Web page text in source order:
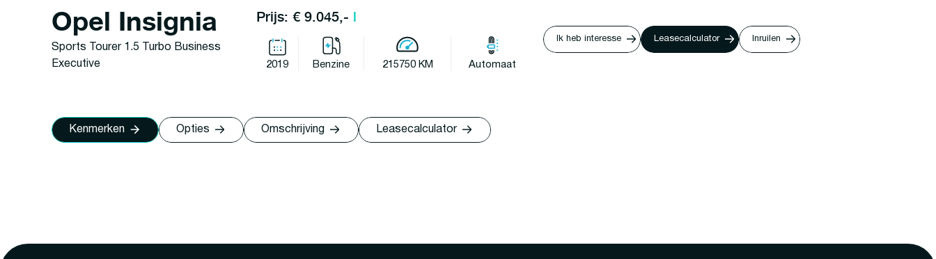
Opel Insignia
Sports Tourer 1.5 Turbo Business
Executive
Prijs: € 9.045,- l
2019 Benzine 215750 KM Automaat
Ik heb interesse Leasecalculator Inruilen
Kenmerken Opties Omschrijving Leasecalculator